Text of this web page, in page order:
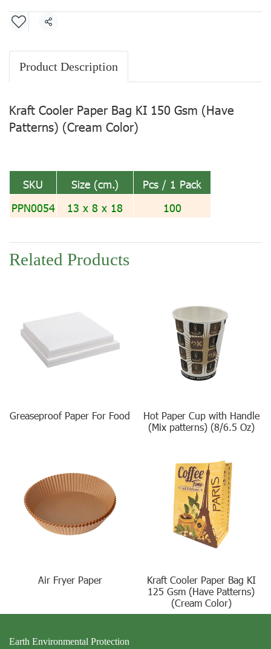
Share
Product Description
Kraft Cooler Paper Bag KI 150 Gsm (Have
Patterns) (Cream Color)
SKU Size (cm.)
Pcs / 1 Pack
PPN0054
13 x 8 x 18 100
Related Products
Greaseproof Paper For Food
Hot Paper Cup with Handle
(Mix patterns) (8/6.5 Oz)
Air Fryer Paper
Kraft Cooler Paper Bag KI
125 Gsm (Have Patterns)
(Cream Color)
Earth Environmental Protection